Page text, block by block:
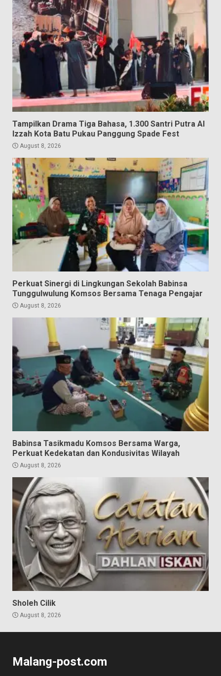
Tampilkan Drama Tiga Bahasa, 1.300 Santri Putra Al
Izzah Kota Batu Pukau Panggung Spade Fest
August 8, 2026
Perkuat Sinergi di Lingkungan Sekolah Babinsa
Tunggulwulung Komsos Bersama Tenaga Pengajar
August 8, 2026
Babinsa Tasikmadu Komsos Bersama Warga,
Perkuat Kedekatan dan Kondusivitas Wilayah
August 8, 2026
Sholeh Cilik
August 8, 2026
Malang-post.com